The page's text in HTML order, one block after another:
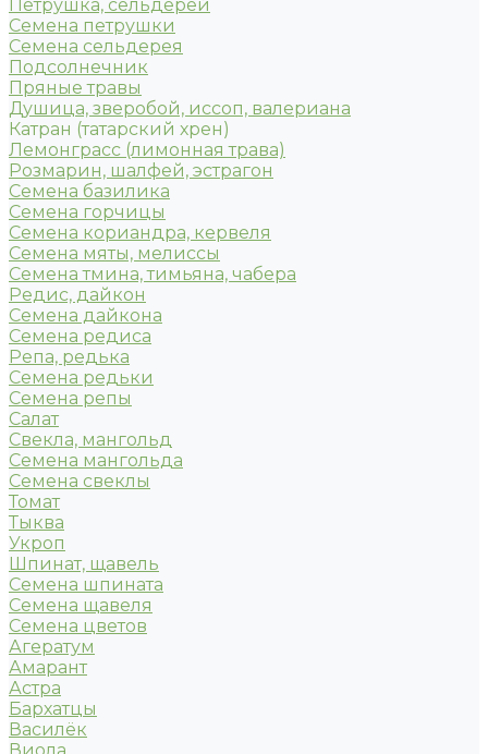
Петрушка, сельдерей
Семена петрушки
Семена сельдерея
Подсолнечник
Пряные травы
Душица, зверобой, иссоп, валериана
Катран (татарский хрен)
Лемонграсс (лимонная трава)
Розмарин, шалфей, эстрагон
Семена базилика
Семена горчицы
Семена кориандра, кервеля
Семена мяты, мелиссы
Семена тмина, тимьяна, чабера
Редис, дайкон
Семена дайкона
Семена редиса
Репа, редька
Семена редьки
Семена репы
Салат
Свекла, мангольд
Семена мангольда
Семена свеклы
Томат
Тыква
Укроп
Шпинат, щавель
Семена шпината
Семена щавеля
Семена цветов
Агератум
Амарант
Астра
Бархатцы
Василёк